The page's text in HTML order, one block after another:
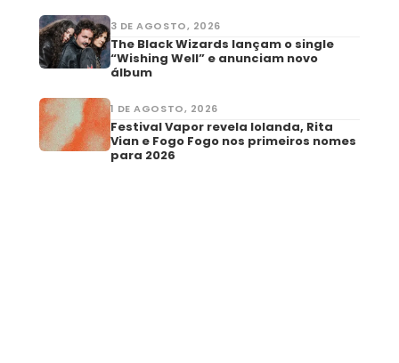
3 DE AGOSTO, 2026
The Black Wizards lançam o single
“Wishing Well” e anunciam novo
álbum
1 DE AGOSTO, 2026
Festival Vapor revela Iolanda, Rita
Vian e Fogo Fogo nos primeiros nomes
para 2026